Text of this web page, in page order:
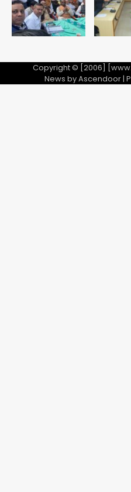
28 साल
फरार आरोपी
Copyright © [2006]
News byAscendoor|